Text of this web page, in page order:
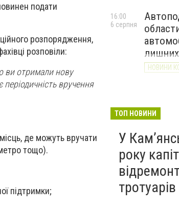
подати
розпорядження,
розповіли:
ви отримали нову
періодичність вручення
де можуть вручати
тощо).
підтримки;
НОВИНИ
16:00
6 серпня
ТОП НОВИНИ
У
року
тротуарів